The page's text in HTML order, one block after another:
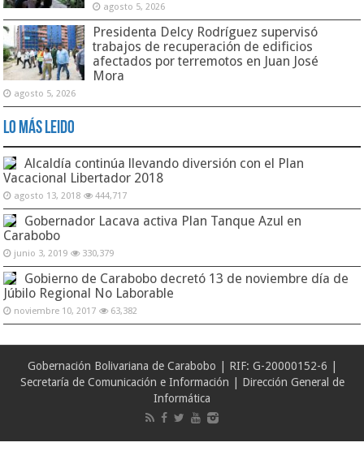
agosto 5, 2026
Presidenta Delcy Rodríguez supervisó
trabajos de recuperación de edificios
afectados por terremotos en Juan José
Mora
agosto 5, 2026
Lo Más Leido
Alcaldía continúa llevando diversión con el Plan
Vacacional Libertador 2018
agosto 13, 2018 444,717
Gobernador Lacava activa Plan Tanque Azul en
Carabobo
junio 3, 2019 330,379
Gobierno de Carabobo decretó 13 de noviembre día de
Júbilo Regional No Laborable
noviembre 10, 2017 63,382
Gobernación Bolivariana de Carabobo | RIF: G-20000152-6 |
Secretaría de Comunicación e Información | Dirección General de
Informática